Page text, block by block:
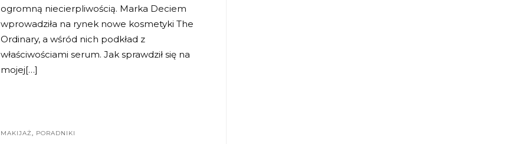
ogromną niecierpliwością. Marka Deciem
wprowadziła na rynek nowe kosmetyki The
Ordinary, a wśród nich podkład z
właściwościami serum. Jak sprawdził się na
mojej[…]
MAKIJAŻ, PORADNIKI